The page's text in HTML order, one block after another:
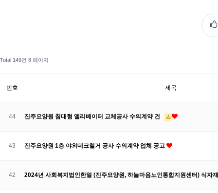
Total 149건 8 페이지
번호 제목
44 진주요양원 침대형 엘리베이터 교체공사 수의계약 건
43 진주요양원 1층 야외데크철거 공사 수의계약 업체 공고
42 2024년 사회복지법인한얼 (진주요양원, 하늘마음노인통합지원센터) 식자